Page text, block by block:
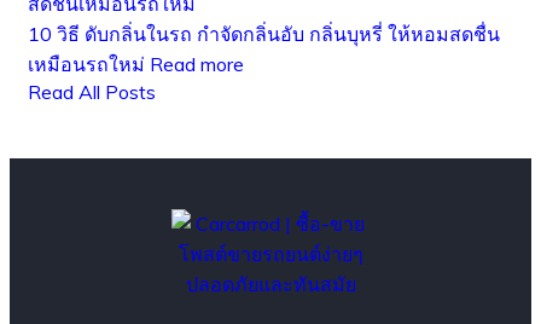
10 วิธี ดับกลิ่นในรถ กำจัดกลิ่นอับ กลิ่นบุหรี่ ให้หอมสดชื่น
เหมือนรถใหม่ Read more
Read All Posts